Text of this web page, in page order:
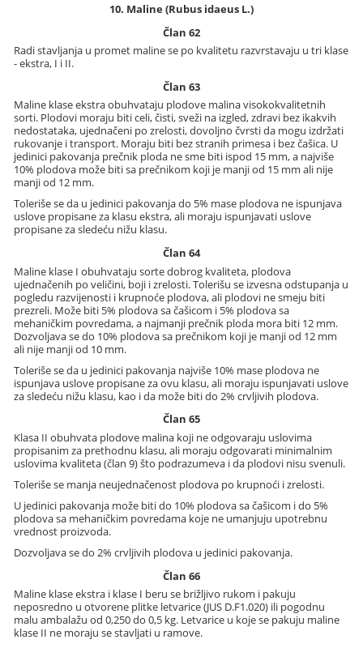
10. Maline (Rubus idaeus L.)
Član 62
Radi stavljanja u promet maline se po kvalitetu razvrstavaju u tri klase
- ekstra, I i II.
Član 63
Maline klase ekstra obuhvataju plodove malina visokokvalitetnih
sorti. Plodovi moraju biti celi, čisti, sveži na izgled, zdravi bez ikakvih
nedostataka, ujednačeni po zrelosti, dovoljno čvrsti da mogu izdržati
rukovanje i transport. Moraju biti bez stranih primesa i bez čašica. U
jedinici pakovanja prečnik ploda ne sme biti ispod 15 mm, a najviše
10% plodova može biti sa prečnikom koji je manji od 15 mm ali nije
manji od 12 mm.
Toleriše se da u jedinici pakovanja do 5% mase plodova ne ispunjava
uslove propisane za klasu ekstra, ali moraju ispunjavati uslove
propisane za sledeću nižu klasu.
Član 64
Maline klase I obuhvataju sorte dobrog kvaliteta, plodova
ujednačenih po veličini, boji i zrelosti. Tolerišu se izvesna odstupanja u
pogledu razvijenosti i krupnoće plodova, ali plodovi ne smeju biti
prezreli. Može biti 5% plodova sa čašicom i 5% plodova sa
mehaničkim povredama, a najmanji prečnik ploda mora biti 12 mm.
Dozvoljava se do 10% plodova sa prečnikom koji je manji od 12 mm
ali nije manji od 10 mm.
Toleriše se da u jedinici pakovanja najviše 10% mase plodova ne
ispunjava uslove propisane za ovu klasu, ali moraju ispunjavati uslove
za sledeću nižu klasu, kao i da može biti do 2% crvljivih plodova.
Član 65
Klasa II obuhvata plodove malina koji ne odgovaraju uslovima
propisanim za prethodnu klasu, ali moraju odgovarati minimalnim
uslovima kvaliteta (član 9) što podrazumeva i da plodovi nisu svenuli.
Toleriše se manja neujednačenost plodova po krupnoći i zrelosti.
U jedinici pakovanja može biti do 10% plodova sa čašicom i do 5%
plodova sa mehaničkim povredama koje ne umanjuju upotrebnu
vrednost proizvoda.
Dozvoljava se do 2% crvljivih plodova u jedinici pakovanja.
Član 66
Maline klase ekstra i klase I beru se brižljivo rukom i pakuju
neposredno u otvorene plitke letvarice (JUS D.F1.020) ili pogodnu
malu ambalažu od 0,250 do 0,5 kg. Letvarice u koje se pakuju maline
klase II ne moraju se stavljati u ramove.